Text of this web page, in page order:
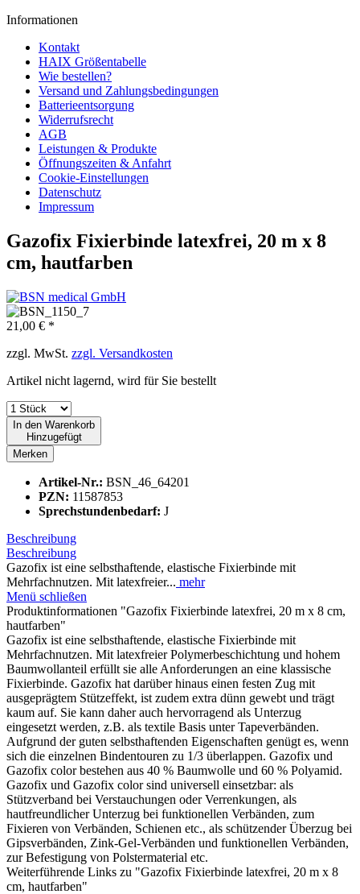
Informationen
Kontakt
HAIX Größentabelle
Wie bestellen?
Versand und Zahlungsbedingungen
Batterieentsorgung
Widerrufsrecht
AGB
Leistungen & Produkte
Öffnungszeiten & Anfahrt
Cookie-Einstellungen
Datenschutz
Impressum
Gazofix Fixierbinde latexfrei, 20 m x 8
cm, hautfarben
21,00 € *
zzgl. MwSt. zzgl. Versandkosten
Artikel nicht lagernd, wird für Sie bestellt
In den Warenkorb
Hinzugefügt
Merken
Artikel-Nr.: BSN_46_64201
PZN: 11587853
Sprechstundenbedarf: J
Beschreibung
Beschreibung
Gazofix ist eine selbsthaftende, elastische Fixierbinde mit
Mehrfachnutzen. Mit latexfreier... mehr
Menü schließen
Produktinformationen "Gazofix Fixierbinde latexfrei, 20 m x 8 cm,
hautfarben"
Gazofix ist eine selbsthaftende, elastische Fixierbinde mit
Mehrfachnutzen. Mit latexfreier Polymerbeschichtung und hohem
Baumwollanteil erfüllt sie alle Anforderungen an eine klassische
Fixierbinde. Gazofix hat darüber hinaus einen festen Zug mit
ausgeprägtem Stützeffekt, ist zudem extra dünn gewebt und trägt
kaum auf. Sie kann daher auch hervorragend als Unterzug
eingesetzt werden, z.B. als textile Basis unter Tapeverbänden.
Aufgrund der guten selbsthaftenden Eigenschaften genügt es, wenn
sich die einzelnen Bindentouren zu 1/3 überlappen. Gazofix und
Gazofix color bestehen aus 40 % Baumwolle und 60 % Polyamid.
Gazofix und Gazofix color sind universell einsetzbar: als
Stützverband bei Verstauchungen oder Verrenkungen, als
hautfreundlicher Unterzug bei funktionellen Verbänden, zum
Fixieren von Verbänden, Schienen etc., als schützender Überzug bei
Gipsverbänden, Zink-Gel-Verbänden und funktionellen Verbänden,
zur Befestigung von Polstermaterial etc.
Weiterführende Links zu "Gazofix Fixierbinde latexfrei, 20 m x 8
cm, hautfarben"